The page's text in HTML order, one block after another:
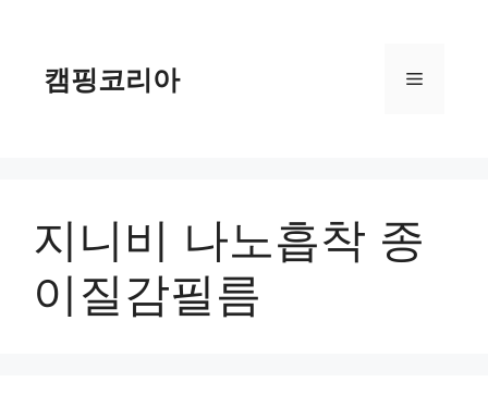
캠핑코리아 메
지니비 나노흡착 종
이질감필름